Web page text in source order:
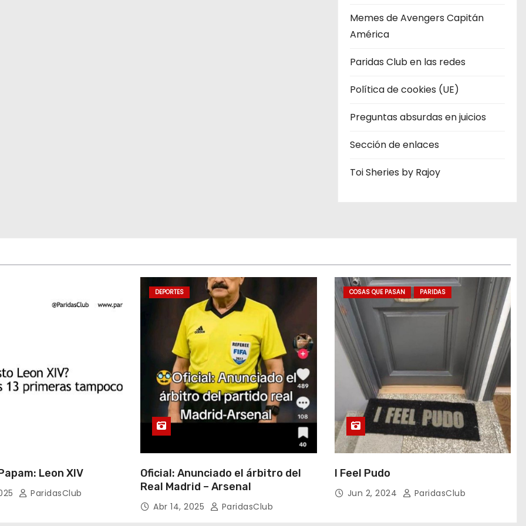
Memes de Avengers Capitán
América
Paridas Club en las redes
Política de cookies (UE)
Preguntas absurdas en juicios
Sección de enlaces
Toi Sheries by Rajoy
Leon XIV
ParidasClub
DEPORTES
Oficial: Anunciado el árbitro del
Real Madrid – Arsenal
Abr 14, 2025 ParidasClub
COSAS QUE PASAN PARIDAS
I Feel Pudo
Jun 2, 2024 ParidasClub